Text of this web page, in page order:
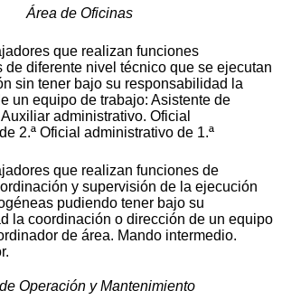
Área de Oficinas
que realizan funciones
de diferente nivel técnico que se ejecutan
sin tener bajo su responsabilidad la
un equipo de trabajo: Asistente de
administrativo. Oficial
2.ª Oficial administrativo de 1.ª
que realizan funciones de
y supervisión de la ejecución
pudiendo tener bajo su
la coordinación o dirección de un equipo
de área. Mando intermedio.
Operación y Mantenimiento